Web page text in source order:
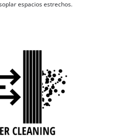
espacios estrechos.